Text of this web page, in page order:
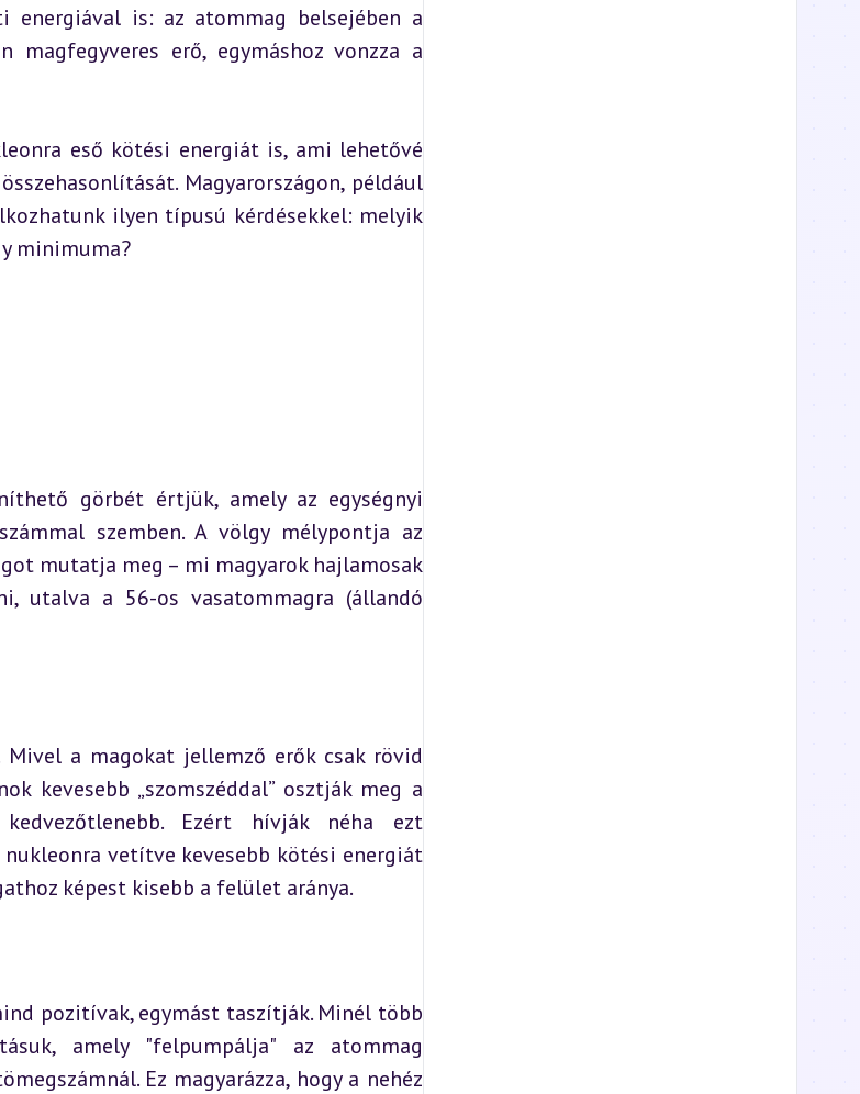
energiával is: az atommag belsejében a
erő, egymáshoz vonzza a
eső kötési energiát is, ami lehetővé
Magyarországon, például
ilyen típusú kérdésekkel: melyik
minimuma?
görbét értjük, amely az egységnyi
szemben. A völgy mélypontja az
mutatja meg – mi magyarok hajlamosak
utalva a 56-os vasatommagra (állandó
a magokat jellemző erők csak rövid
kevesebb „szomszéddal” osztják meg a
Ezért hívják néha ezt
nukleonra vetítve kevesebb kötési energiát
képest kisebb a felület aránya.
pozitívak, egymást taszítják. Minél több
amely "felpumpálja" az atommag
Ez magyarázza, hogy a nehéz